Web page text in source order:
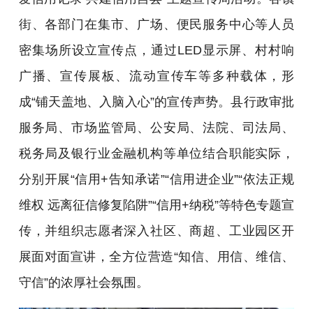
街、各部门在集市、广场、便民服务中心等人员
密集场所设立宣传点，通过LED显示屏、村村响
广播、宣传展板、流动宣传车等多种载体，形
成“铺天盖地、入脑入心”的宣传声势。县行政审批
服务局、市场监管局、公安局、法院、司法局、
税务局及银行业金融机构等单位结合职能实际，
分别开展“信用+告知承诺”“信用进企业”“依法正规
维权 远离征信修复陷阱”“信用+纳税”等特色专题宣
传，并组织志愿者深入社区、商超、工业园区开
展面对面宣讲，全方位营造“知信、用信、维信、
守信”的浓厚社会氛围。